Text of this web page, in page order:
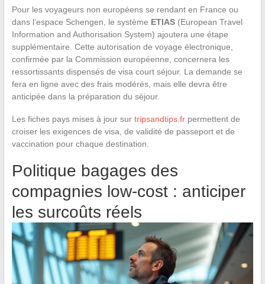
Pour les voyageurs non européens se rendant en France ou
dans l’espace Schengen, le système ETIAS(European Travel
Information and Authorisation System) ajoutera une étape
supplémentaire. Cette autorisation de voyage électronique,
confirmée par la Commission européenne, concernera les
ressortissants dispensés de visa court séjour. La demande se
fera en ligne avec des frais modérés, mais elle devra être
anticipée dans la préparation du séjour.
Les fiches pays mises à jour sur tripsandtips.frpermettent de
croiser les exigences de visa, de validité de passeport et de
vaccination pour chaque destination.
Politique bagages des
compagnies low-cost : anticiper
les surcoûts réels